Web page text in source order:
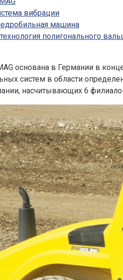
вибрации
машина
полигонального
основана в Германии в
систем в области
насчитывающих 6